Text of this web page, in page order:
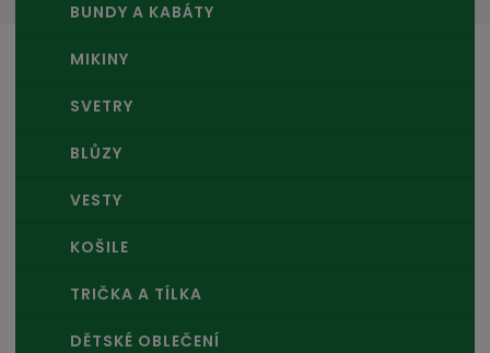
BUNDY A KABÁTY
MIKINY
SVETRY
BLŮZY
VESTY
KOŠILE
TRIČKA A TÍLKA
DĚTSKÉ OBLEČENÍ